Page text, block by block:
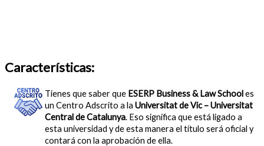
Características:
Tienes que saber que ESERP Business & Law Schooles
un Centro Adscrito a la Universitat de Vic – Universitat
Central de Catalunya. Eso significa que está ligado a
esta universidad y de esta manera el título será oficial y
contará con la aprobación de ella.